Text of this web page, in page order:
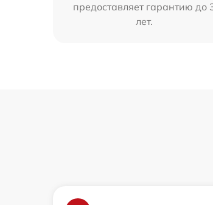
предоставляет гарантию до
лет.